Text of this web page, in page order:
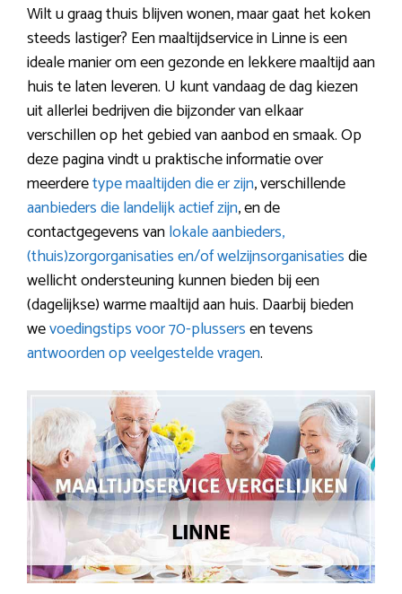
Wilt u graag thuis blijven wonen, maar gaat het koken
steeds lastiger? Een maaltijdservice in Linne is een
ideale manier om een gezonde en lekkere maaltijd aan
huis te laten leveren. U kunt vandaag de dag kiezen
uit allerlei bedrijven die bijzonder van elkaar
verschillen op het gebied van aanbod en smaak. Op
deze pagina vindt u praktische informatie over
meerderetype maaltijden die er zijn, verschillende
aanbieders die landelijk actief zijn, en de
contactgegevens vanlokale aanbieders,
(thuis)zorgorganisaties en/of welzijnsorganisatiesdie
wellicht ondersteuning kunnen bieden bij een
(dagelijkse) warme maaltijd aan huis. Daarbij bieden
wevoedingstips voor 70-plussersen tevens
antwoorden op veelgestelde vragen.